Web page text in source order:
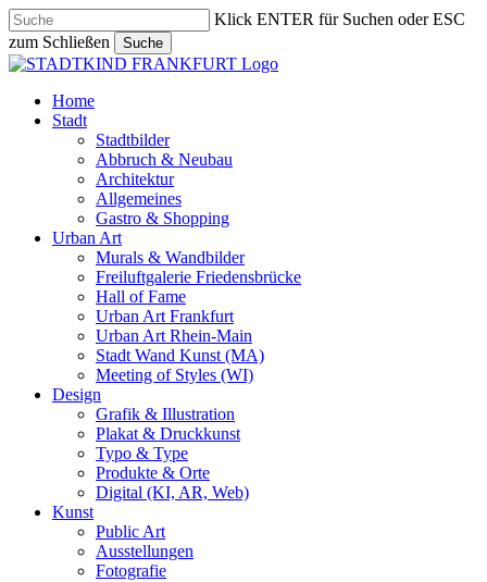
Skip
to
main
content
Klick ENTER für Suchen oder ESC
zum Schließen
Suche
Close
search
Menu
Home
Stadt
Stadtbilder
Abbruch & Neubau
Architektur
Allgemeines
Gastro & Shopping
Urban Art
Murals & Wandbilder
Freiluftgalerie Friedensbrücke
Hall of Fame
Urban Art Frankfurt
Urban Art Rhein-Main
Stadt Wand Kunst (MA)
Meeting of Styles (WI)
Design
Grafik & Illustration
Plakat & Druckkunst
Typo & Type
Produkte & Orte
Digital (KI, AR, Web)
Kunst
Public Art
Ausstellungen
Fotografie